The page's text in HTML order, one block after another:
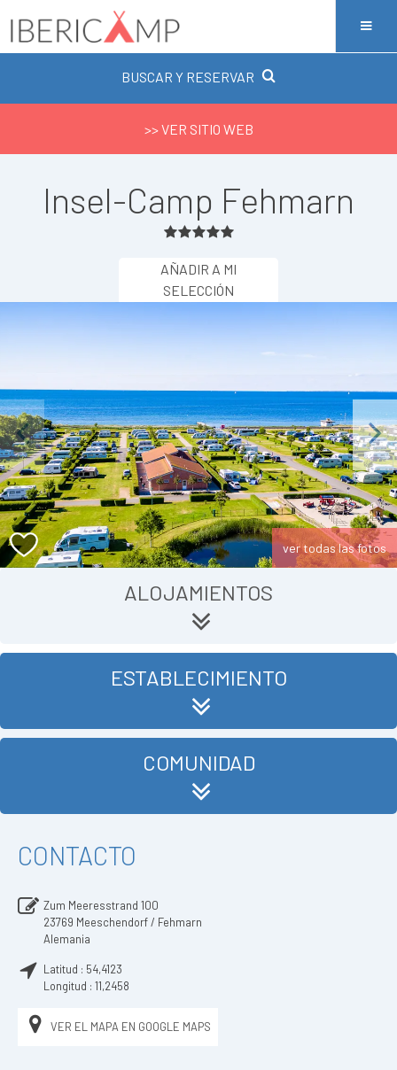
BUSCAR Y RESERVAR
>> VER SITIO WEB
Insel-Camp Fehmarn
AÑADIR A MI
SELECCIÓN
Next
ver todas las fotos
ALOJAMIENTOS
ESTABLECIMIENTO
COMUNIDAD
CONTACTO
Zum Meeresstrand 100
23769 Meeschendorf / Fehmarn
Alemania
Latitud : 54,4123
Longitud : 11,2458
VER EL MAPA EN GOOGLE MAPS